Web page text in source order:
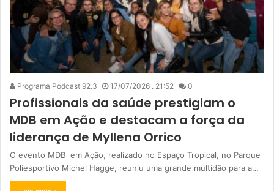
Programa Podcast 92.3 17/07/2026 . 21:52 0
Profissionais da saúde prestigiam o
MDB em Ação e destacam a força da
liderança de Myllena Orrico
O evento MDB em Ação, realizado no Espaço Tropical, no Parque
Poliesportivo Michel Hagge, reuniu uma grande multidão para a…